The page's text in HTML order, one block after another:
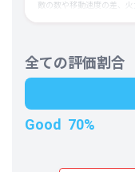
敵の数や移動速度の差、
全ての評価割合
Good 70%